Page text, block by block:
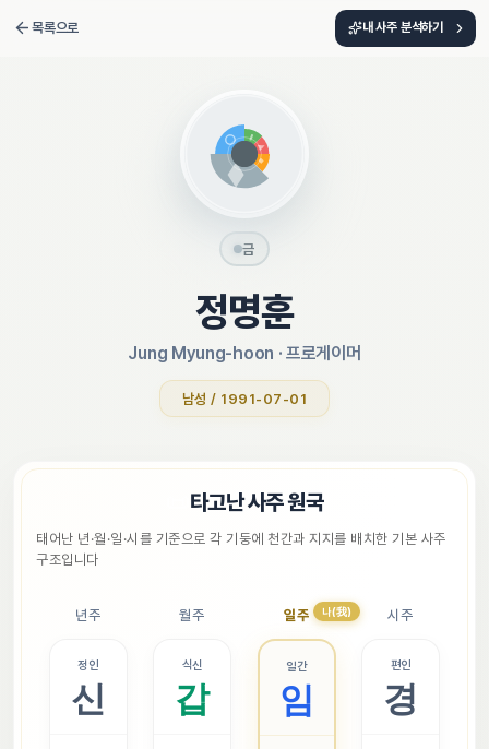
목록으로 내 사주 분석하기
금
정명훈
Jung Myung-hoon · 프로게이머
남성 / 1991-07-01
타고난 사주 원국
태어난 년·월·일·시를 기준으로 각 기둥에 천간과 지지를 배치한 기본 사주
구조입니다
시주
편인
경
일주
일간
임
나(我)
월주
식신
갑
년주
정인
신